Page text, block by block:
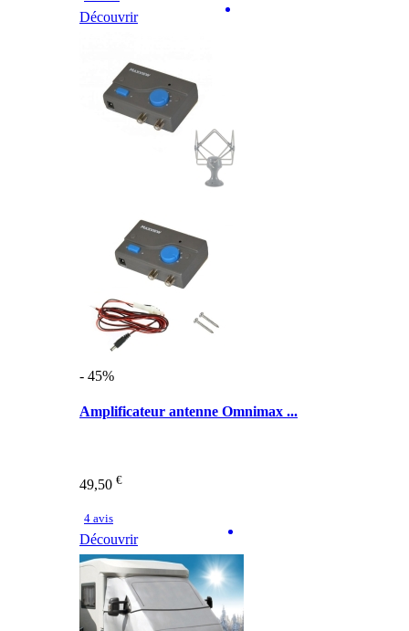
Découvrir
- 45%
Amplificateur antenne Omnimax ...
49,50 €
4 avis
Découvrir